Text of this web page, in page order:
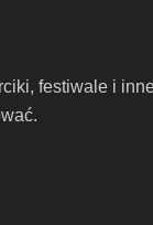
festiwale i